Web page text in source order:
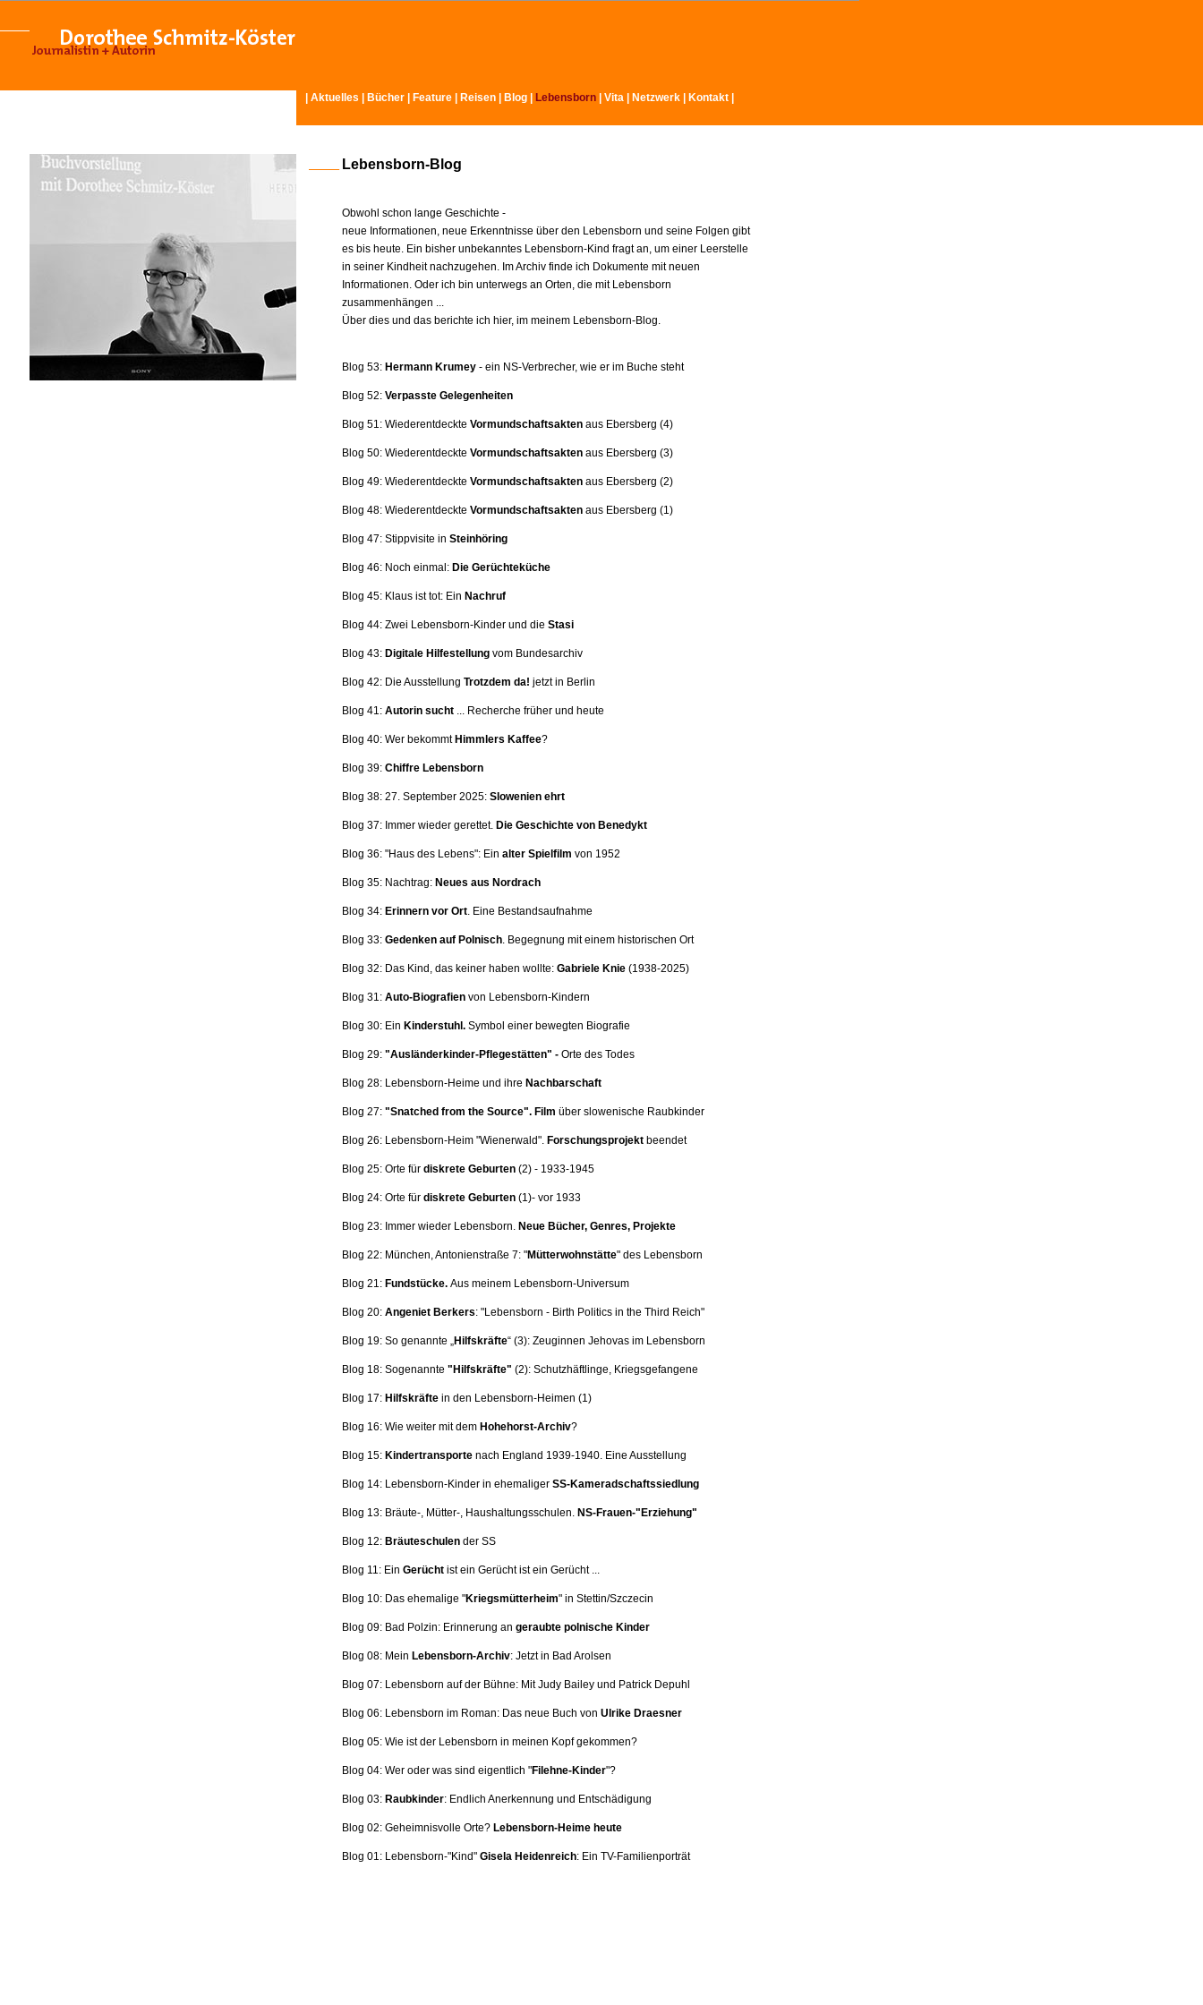
Aktuelles Bücher Feature Reisen Blog Lebensborn Vita Netzwerk Kontakt
Lebensborn-Blog
Obwohl schon lange Geschichte -
neue Informationen, neue Erkenntnisse über den Lebensborn und seine Folgen gibt
es bis heute. Ein bisher unbekanntes Lebensborn-Kind fragt an, um einer Leerstelle
in seiner Kindheit nachzugehen. Im Archiv finde ich Dokumente mit neuen
Informationen. Oder ich bin unterwegs an Orten, die mit Lebensborn
zusammenhängen ...
Über dies und das berichte ich hier, im meinem Lebensborn-Blog.
Blog 53: Hermann Krumey - ein NS-Verbrecher, wie er im Buche steht
Blog 52: Verpasste Gelegenheiten
Blog 51: Wiederentdeckte Vormundschaftsakten aus Ebersberg (4)
Blog 50: Wiederentdeckte Vormundschaftsakten aus Ebersberg (3)
Blog 49: Wiederentdeckte Vormundschaftsakten aus Ebersberg (2)
Blog 48: Wiederentdeckte Vormundschaftsakten aus Ebersberg (1)
Blog 47: Stippvisite in Steinhöring
Blog 46: Noch einmal: Die Gerüchteküche
Blog 45: Klaus ist tot: Ein Nachruf
Blog 44: Zwei Lebensborn-Kinder und die Stasi
Blog 43: Digitale Hilfestellung vom Bundesarchiv
Blog 42: Die Ausstellung Trotzdem da! jetzt in Berlin
Blog 41: Autorin sucht ... Recherche früher und heute
Blog 40: Wer bekommt Himmlers Kaffee?
Blog 39: Chiffre Lebensborn
Blog 38: 27. September 2025: Slowenien ehrt
Blog 37: Immer wieder gerettet. Die Geschichte von Benedykt
Blog 36: "Haus des Lebens": Ein alter Spielfilm von 1952
Blog 35: Nachtrag: Neues aus Nordrach
Blog 34: Erinnern vor Ort. Eine Bestandsaufnahme
Blog 33: Gedenken auf Polnisch. Begegnung mit einem historischen Ort
Blog 32: Das Kind, das keiner haben wollte: Gabriele Knie (1938-2025)
Blog 31: Auto-Biografien von Lebensborn-Kindern
Blog 30: Ein Kinderstuhl. Symbol einer bewegten Biografie
Blog 29: "Ausländerkinder-Pflegestätten" - Orte des Todes
Blog 28: Lebensborn-Heime und ihre Nachbarschaft
Blog 27: "Snatched from the Source". Film über slowenische Raubkinder
Blog 26: Lebensborn-Heim "Wienerwald". Forschungsprojekt beendet
Blog 25: Orte für diskrete Geburten (2) - 1933-1945
Blog 24: Orte für diskrete Geburten (1)- vor 1933
Blog 23: Immer wieder Lebensborn. Neue Bücher, Genres, Projekte
Blog 22: München, Antonienstraße 7: "Mütterwohnstätte" des Lebensborn
Blog 21: Fundstücke. Aus meinem Lebensborn-Universum
Blog 20: Angeniet Berkers: "Lebensborn - Birth Politics in the Third Reich"
Blog 19: So genannte „Hilfskräfte“ (3): Zeuginnen Jehovas im Lebensborn
Blog 18: Sogenannte "Hilfskräfte" (2): Schutzhäftlinge, Kriegsgefangene
Blog 17: Hilfskräfte in den Lebensborn-Heimen (1)
Blog 16: Wie weiter mit dem Hohehorst-Archiv?
Blog 15: Kindertransporte nach England 1939-1940. Eine Ausstellung
Blog 14: Lebensborn-Kinder in ehemaliger SS-Kameradschaftssiedlung
Blog 13: Bräute-, Mütter-, Haushaltungsschulen. NS-Frauen-"Erziehung"
Blog 12: Bräuteschulen der SS
Blog 11: Ein Gerücht ist ein Gerücht ist ein Gerücht ...
Blog 10: Das ehemalige "Kriegsmütterheim" in Stettin/Szczecin
Blog 09: Bad Polzin: Erinnerung an geraubte polnische Kinder
Blog 08: Mein Lebensborn-Archiv: Jetzt in Bad Arolsen
Blog 07: Lebensborn auf der Bühne: MitJudy Bailey und Patrick Depuhl
Blog 06: Lebensborn im Roman: Das neue Buch von Ulrike Draesner
Blog 05: Wie ist der Lebensborn in meinen Kopf gekommen?
Blog 04: Wer oder was sind eigentlich "Filehne-Kinder"?
Blog 03: Raubkinder: Endlich Anerkennung und Entschädigung
Blog 02: Geheimnisvolle Orte? Lebensborn-Heime heute
Blog 01: Lebensborn-"Kind" Gisela Heidenreich: Ein TV-Familienporträt